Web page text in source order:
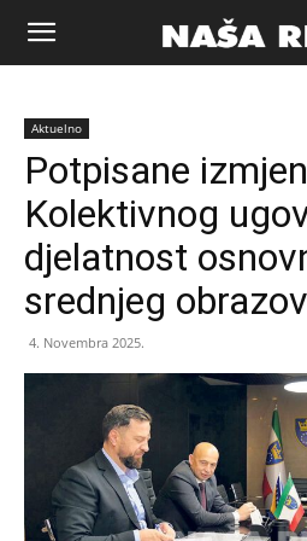
Naša
riječ
Zenica
Aktuelno
Potpisane
Kolektivnog
djelatnost
srednjeg
4. Novembra 2025.